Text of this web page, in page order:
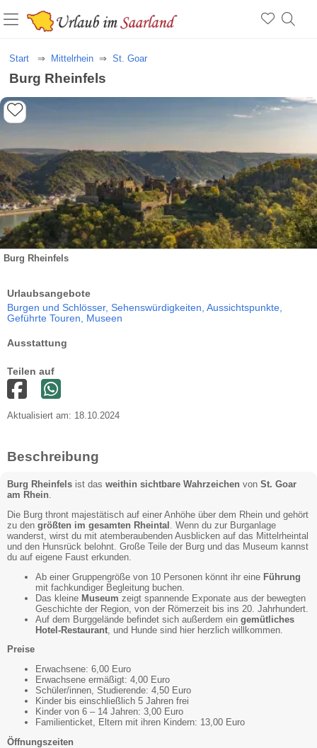
Start Mittelrhein St. Goar
Burg Rheinfels
Burg Rheinfels
Urlaubsangebote
Burgen und Schlösser, Sehenswürdigkeiten, Aussichtspunkte,
Geführte Touren, Museen
Ausstattung
Teilen auf
Aktualisiert am: 18.10.2024
Beschreibung
Burg Rheinfels ist das weithin sichtbare Wahrzeichen von St. Goar
am Rhein.
Die Burg thront majestätisch auf einer Anhöhe über dem Rhein und gehört
zu den größten im gesamten Rheintal
. Wenn du zur Burganlage
wanderst, wirst du mit atemberaubenden Ausblicken auf das Mittelrheintal
und den Hunsrück belohnt. Große Teile der Burg und das Museum kannst
du auf eigene Faust erkunden.
Ab einer Gruppengröße von 10 Personen könnt ihr eine Führung
mit fachkundiger Begleitung buchen.
Das kleine Museum zeigt spannende Exponate aus der bewegten
Geschichte der Region, von der Römerzeit bis ins 20. Jahrhundert.
Auf dem Burggelände befindet sich außerdem ein gemütliches
Hotel-Restaurant , und Hunde sind hier herzlich willkommen.
Preise
Erwachsene: 6,00 Euro
Erwachsene ermäßigt: 4,00 Euro
Schüler/innen, Studierende: 4,50 Euro
Kinder bis einschließlich 5 Jahren frei
Kinder von 6 – 14 Jahren: 3,00 Euro
Familienticket, Eltern mit ihren Kindern: 13,00 Euro
Öffnungszeiten